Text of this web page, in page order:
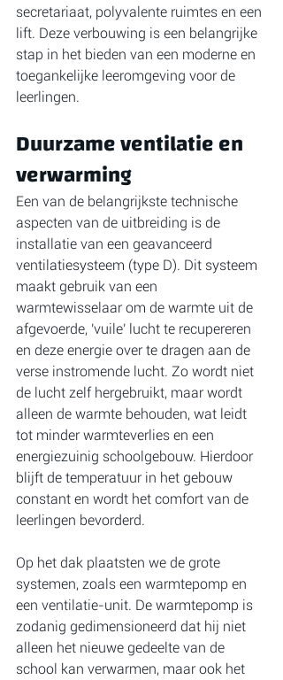
secretariaat, polyvalente ruimtes en een
lift. Deze verbouwing is een belangrijke
stap in het bieden van een moderne en
toegankelijke leeromgeving voor de
leerlingen.
Duurzame ventilatie en
verwarming
Een van de belangrijkste technische
aspecten van de uitbreiding is de
installatie van een geavanceerd
ventilatiesysteem (type D). Dit systeem
maakt gebruik van een
warmtewisselaar om de warmte uit de
afgevoerde, 'vuile' lucht te recupereren
en deze energie over te dragen aan de
verse instromende lucht. Zo wordt niet
de lucht zelf hergebruikt, maar wordt
alleen de warmte behouden, wat leidt
tot minder warmteverlies en een
energiezuinig schoolgebouw. Hierdoor
blijft de temperatuur in het gebouw
constant en wordt het comfort van de
leerlingen bevorderd.
Op het dak plaatsten we de grote
systemen, zoals een warmtepomp en
een ventilatie-unit. De warmtepomp is
zodanig gedimensioneerd dat hij niet
alleen het nieuwe gedeelte van de
school kan verwarmen, maar ook het